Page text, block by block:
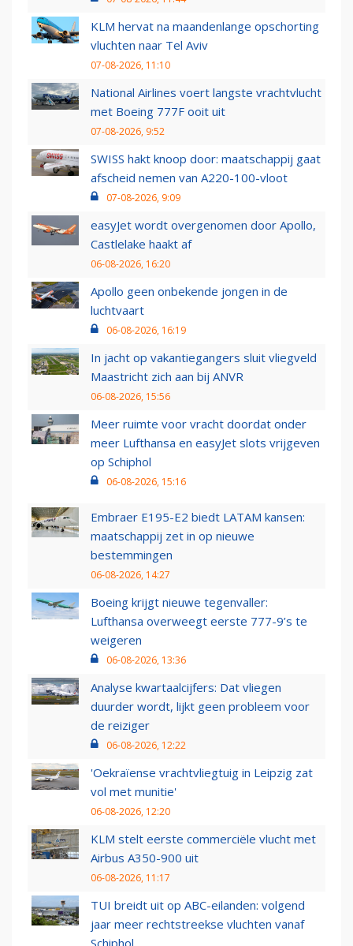
KLM hervat na maandenlange opschorting
vluchten naar Tel Aviv
07-08-2026, 11:10
National Airlines voert langste vrachtvlucht
met Boeing 777F ooit uit
07-08-2026, 9:52
SWISS hakt knoop door: maatschappij gaat
afscheid nemen van A220-100-vloot
07-08-2026, 9:09
easyJet wordt overgenomen door Apollo,
Castlelake haakt af
06-08-2026, 16:20
Apollo geen onbekende jongen in de
luchtvaart
06-08-2026, 16:19
In jacht op vakantiegangers sluit vliegveld
Maastricht zich aan bij ANVR
06-08-2026, 15:56
Meer ruimte voor vracht doordat onder
meer Lufthansa en easyJet slots vrijgeven
op Schiphol
06-08-2026, 15:16
Embraer E195-E2 biedt LATAM kansen:
maatschappij zet in op nieuwe
bestemmingen
06-08-2026, 14:27
Boeing krijgt nieuwe tegenvaller:
Lufthansa overweegt eerste 777-9’s te
weigeren
06-08-2026, 13:36
Analyse kwartaalcijfers: Dat vliegen
duurder wordt, lijkt geen probleem voor
de reiziger
06-08-2026, 12:22
'Oekraïense vrachtvliegtuig in Leipzig zat
vol met munitie'
06-08-2026, 12:20
KLM stelt eerste commerciële vlucht met
Airbus A350-900 uit
06-08-2026, 11:17
TUI breidt uit op ABC-eilanden: volgend
jaar meer rechtstreekse vluchten vanaf